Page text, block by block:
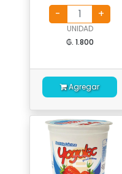
UNIDAD
₲. 1.800
Agregar